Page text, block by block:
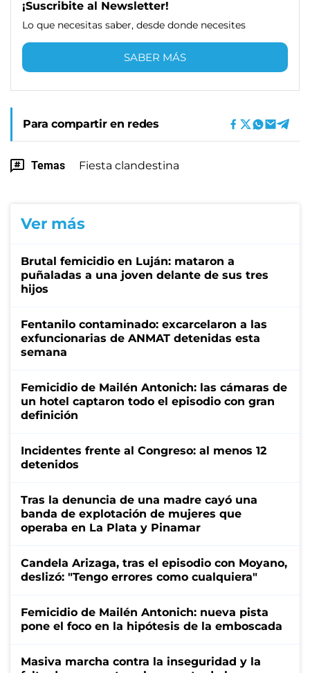
¡Suscribite al Newsletter!
Lo que necesitas saber, desde donde necesites
SABER MÁS
Para compartir en redes
Temas Fiesta clandestina
Ver más
Brutal femicidio en Luján: mataron a
puñaladas a una joven delante de sus tres
hijos
Fentanilo contaminado: excarcelaron a las
exfuncionarias de ANMAT detenidas esta
semana
Femicidio de Mailén Antonich: las cámaras de
un hotel captaron todo el episodio con gran
definición
Incidentes frente al Congreso: al menos 12
detenidos
Tras la denuncia de una madre cayó una
banda de explotación de mujeres que
operaba en La Plata y Pinamar
Candela Arizaga, tras el episodio con Moyano,
deslizó: "Tengo errores como cualquiera"
Femicidio de Mailén Antonich: nueva pista
pone el foco en la hipótesis de la emboscada
Masiva marcha contra la inseguridad y la